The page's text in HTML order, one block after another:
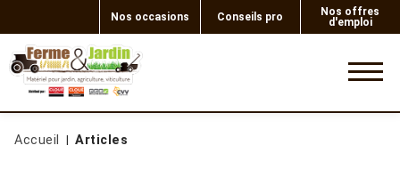
Nos occasions Conseils pro
Nos offres
d'emploi
Accueil Articles